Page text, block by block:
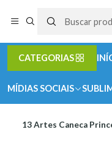
CATEGORIAS
MÍDIAS SOCIAIS
13 Artes Caneca